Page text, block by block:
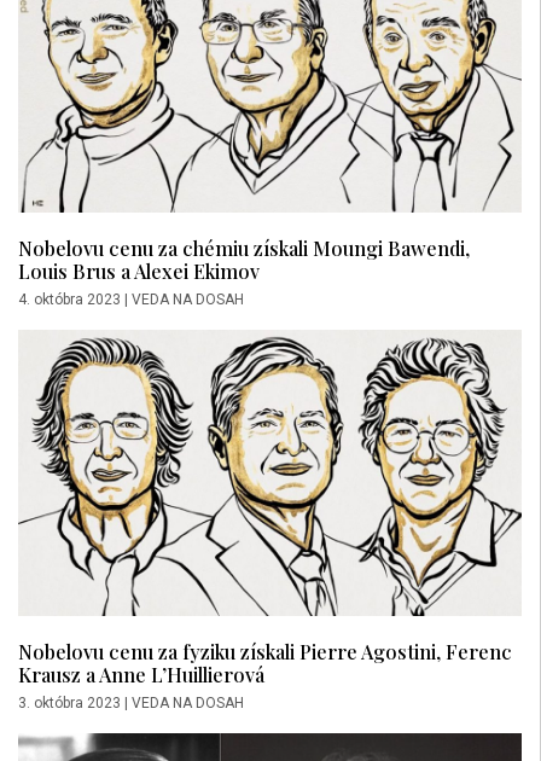
Nobelovu cenu za chémiu získali Moungi Bawendi,
Louis Brus a Alexei Ekimov
4. októbra 2023 VEDA NA DOSAH
Nobelovu cenu za fyziku získali Pierre Agostini, Ferenc
Krausz a Anne L’Huillierová
3. októbra 2023 | VEDA NA DOSAH